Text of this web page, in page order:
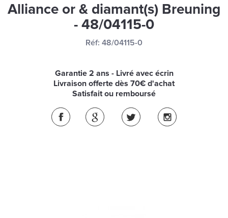
Alliance or & diamant(s) Breuning
- 48/04115-0
Réf: 48/04115-0
Garantie 2 ans - Livré avec écrin
Livraison offerte dès 70€ d'achat
Satisfait ou remboursé